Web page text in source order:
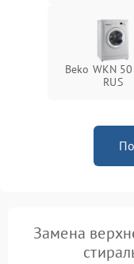
Beko WKN
RUS
Замена